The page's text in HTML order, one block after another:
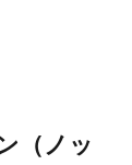
（ノッ